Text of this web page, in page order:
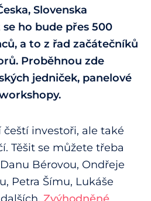
Slovenska
ho bude přes 500
a to z řad začátečníků
Proběhnou zde
jedniček, panelové
investoři, ale také
Těšit se můžete třeba
Bérovou, Ondřeje
Petra Šímu, Lukáše